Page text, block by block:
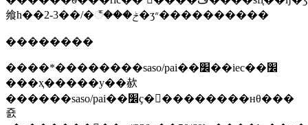
飨һ��2-3��/�꣬���ݲ�ʒ״����������
��������
����*��������saso/pai��׼��iec��׼
���ҳ�����у��赥
������saso/pai��׼ҫ�󣬲��������нθ���
죬